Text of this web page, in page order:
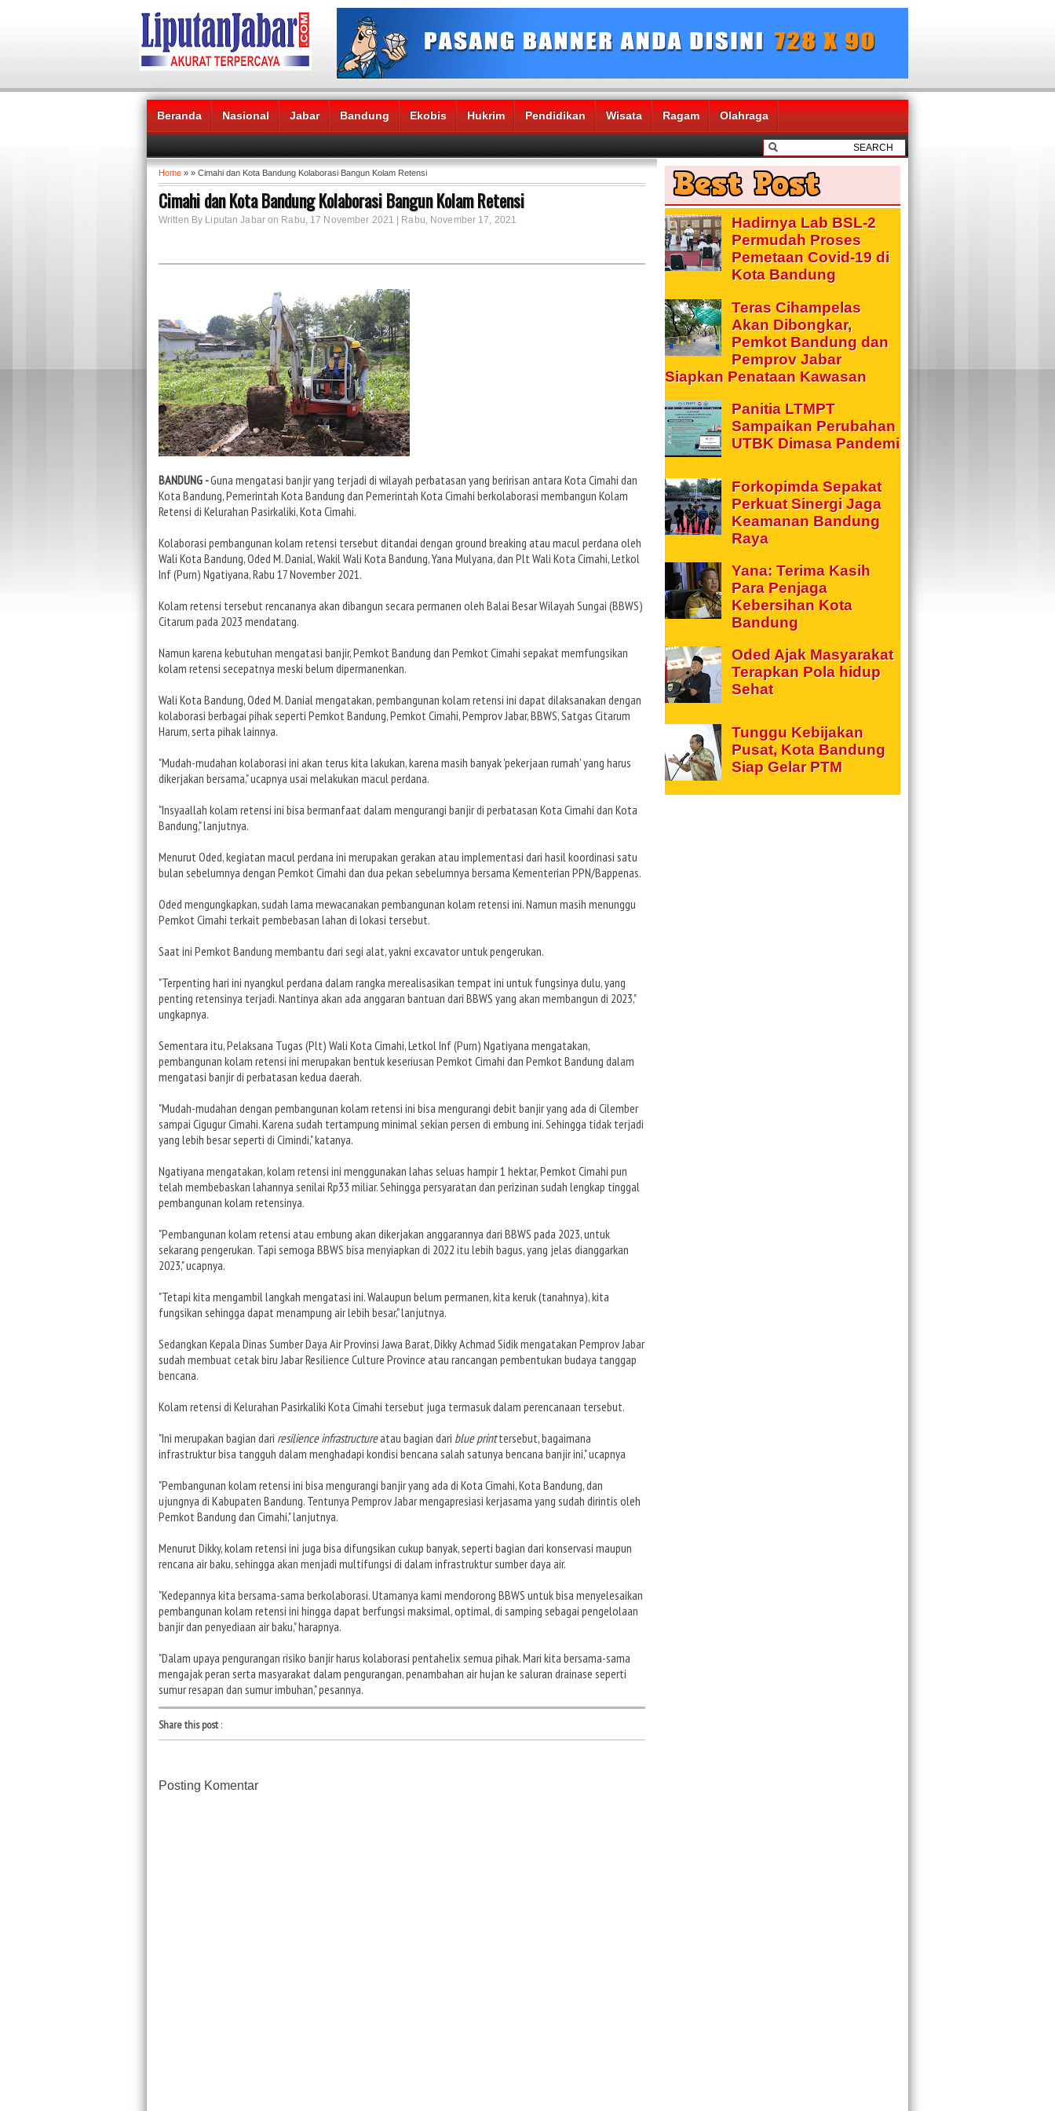
Beranda Nasional Jabar Bandung Ekobis Hukrim Pendidikan Wisata Ragam Olahraga
Headlines News :
Home » » Cimahi dan Kota Bandung Kolaborasi Bangun Kolam Retensi
Cimahi dan Kota Bandung Kolaborasi Bangun Kolam Retensi
Written By Liputan Jabar on Rabu, 17 November 2021 | Rabu, November 17, 2021
BANDUNG -Guna mengatasi banjir yang terjadi di wilayah perbatasan yang beririsan antara Kota Cimahi dan
Kota Bandung, Pemerintah Kota Bandung dan Pemerintah Kota Cimahi berkolaborasi membangun Kolam
Retensi di Kelurahan Pasirkaliki, Kota Cimahi.
Kolaborasi pembangunan kolam retensi tersebut ditandai dengan ground breaking atau macul perdana oleh
Wali Kota Bandung, Oded M. Danial, Wakil Wali Kota Bandung, Yana Mulyana, dan Plt Wali Kota Cimahi, Letkol
Inf (Purn) Ngatiyana, Rabu 17 November 2021.
Kolam retensi tersebut rencananya akan dibangun secara permanen oleh Balai Besar Wilayah Sungai (BBWS)
Citarum pada 2023 mendatang.
Namun karena kebutuhan mengatasi banjir, Pemkot Bandung dan Pemkot Cimahi sepakat memfungsikan
kolam retensi secepatnya meski belum dipermanenkan.
Wali Kota Bandung, Oded M. Danial mengatakan, pembangunan kolam retensi ini dapat dilaksanakan dengan
kolaborasi berbagai pihak seperti Pemkot Bandung, Pemkot Cimahi, Pemprov Jabar, BBWS, Satgas Citarum
Harum, serta pihak lainnya.
"Mudah-mudahan kolaborasi ini akan terus kita lakukan, karena masih banyak 'pekerjaan rumah' yang harus
dikerjakan bersama," ucapnya usai melakukan macul perdana.
"Insyaallah kolam retensi ini bisa bermanfaat dalam mengurangi banjir di perbatasan Kota Cimahi dan Kota
Bandung," lanjutnya.
Menurut Oded, kegiatan macul perdana ini merupakan gerakan atau implementasi dari hasil koordinasi satu
bulan sebelumnya dengan Pemkot Cimahi dan dua pekan sebelumnya bersama Kementerian PPN/Bappenas.
Oded mengungkapkan, sudah lama mewacanakan pembangunan kolam retensi ini. Namun masih menunggu
Pemkot Cimahi terkait pembebasan lahan di lokasi tersebut.
Saat ini Pemkot Bandung membantu dari segi alat, yakni excavator untuk pengerukan.
"Terpenting hari ini nyangkul perdana dalam rangka merealisasikan tempat ini untuk fungsinya dulu, yang
penting retensinya terjadi. Nantinya akan ada anggaran bantuan dari BBWS yang akan membangun di 2023,"
ungkapnya.
Sementara itu, Pelaksana Tugas (Plt) Wali Kota Cimahi, Letkol Inf (Purn) Ngatiyana mengatakan,
pembangunan kolam retensi ini merupakan bentuk keseriusan Pemkot Cimahi dan Pemkot Bandung dalam
mengatasi banjir di perbatasan kedua daerah.
"Mudah-mudahan dengan pembangunan kolam retensi ini bisa mengurangi debit banjir yang ada di Cilember
sampai Cigugur Cimahi. Karena sudah tertampung minimal sekian persen di embung ini. Sehingga tidak terjadi
yang lebih besar seperti di Cimindi," katanya.
Ngatiyana mengatakan, kolam retensi ini menggunakan lahas seluas hampir 1 hektar, Pemkot Cimahi pun
telah membebaskan lahannya senilai Rp33 miliar. Sehingga persyaratan dan perizinan sudah lengkap tinggal
pembangunan kolam retensinya.
"Pembangunan kolam retensi atau embung akan dikerjakan anggarannya dari BBWS pada 2023, untuk
sekarang pengerukan. Tapi semoga BBWS bisa menyiapkan di 2022 itu lebih bagus, yang jelas dianggarkan
2023," ucapnya.
"Tetapi kita mengambil langkah mengatasi ini. Walaupun belum permanen, kita keruk (tanahnya), kita
fungsikan sehingga dapat menampung air lebih besar," lanjutnya.
Sedangkan Kepala Dinas Sumber Daya Air Provinsi Jawa Barat, Dikky Achmad Sidik mengatakan Pemprov Jabar
sudah membuat cetak biru Jabar Resilience Culture Province atau rancangan pembentukan budaya tanggap
bencana.
Kolam retensi di Kelurahan Pasirkaliki Kota Cimahi tersebut juga termasuk dalam perencanaan tersebut.
"Ini merupakan bagian dari resilience infrastructureatau bagian dari blue printtersebut, bagaimana
infrastruktur bisa tangguh dalam menghadapi kondisi bencana salah satunya bencana banjir ini," ucapnya
"Pembangunan kolam retensi ini bisa mengurangi banjir yang ada di Kota Cimahi, Kota Bandung, dan
ujungnya di Kabupaten Bandung. Tentunya Pemprov Jabar mengapresiasi kerjasama yang sudah dirintis oleh
Pemkot Bandung dan Cimahi," lanjutnya.
Menurut Dikky, kolam retensi ini juga bisa difungsikan cukup banyak, seperti bagian dari konservasi maupun
rencana air baku, sehingga akan menjadi multifungsi di dalam infrastruktur sumber daya air.
"Kedepannya kita bersama-sama berkolaborasi. Utamanya kami mendorong BBWS untuk bisa menyelesaikan
pembangunan kolam retensi ini hingga dapat berfungsi maksimal, optimal, di samping sebagai pengelolaan
banjir dan penyediaan air baku," harapnya.
"Dalam upaya pengurangan risiko banjir harus kolaborasi pentahelix semua pihak. Mari kita bersama-sama
mengajak peran serta masyarakat dalam pengurangan, penambahan air hujan ke saluran drainase seperti
sumur resapan dan sumur imbuhan," pesannya.
Share this post:
Posting Komentar
Hadirnya Lab BSL-2
Permudah Proses
Pemetaan Covid-19 di
Kota Bandung
Teras Cihampelas
Akan Dibongkar,
Pemkot Bandung dan
Pemprov Jabar
Siapkan Penataan Kawasan
Panitia LTMPT
Sampaikan Perubahan
UTBK Dimasa Pandemi
Forkopimda Sepakat
Perkuat Sinergi Jaga
Keamanan Bandung
Raya
Yana: Terima Kasih
Para Penjaga
Kebersihan Kota
Bandung
Oded Ajak Masyarakat
Terapkan Pola hidup
Sehat
Tunggu Kebijakan
Pusat, Kota Bandung
Siap Gelar PTM